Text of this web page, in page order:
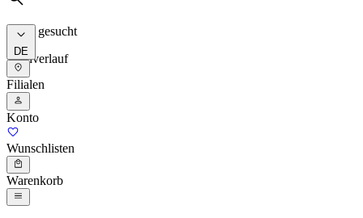
Meist gesucht
Suchverlauf
DE
Filialen
Konto
Wunschlisten
Warenkorb